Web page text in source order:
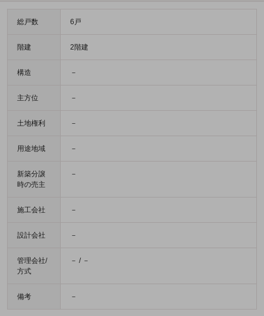
総戸数 6戸
階建 2階建
構造 －
主方位 －
土地権利 －
用途地域 －
新築分譲
時の売主
－
施工会社 －
設計会社 －
管理会社/
方式
－ / －
備考 －